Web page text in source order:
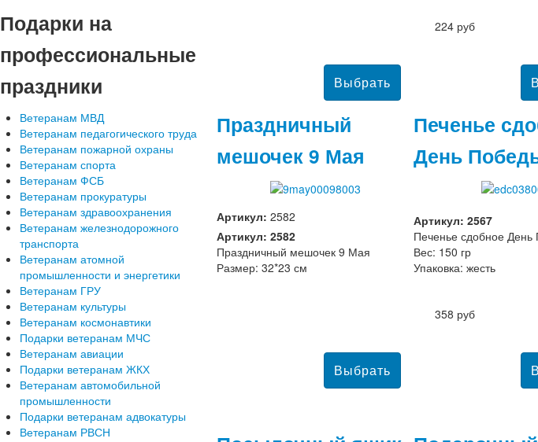
224 руб
Праздничный
мешочек 9 Мая
Артикул: 2582
Артикул: 2582
Праздничный мешочек 9 Мая
Размер: 32*23 см
358 руб
Печенье
День
Артикул: 2567
Печенье сдобное
Вес: 150 гр
Упаковка: жесть
Подарки на
профессиональные
праздники
Ветеранам МВД
Ветеранам педагогического труда
Ветеранам пожарной охраны
Ветеранам спорта
Ветеранам ФСБ
Ветеранам прокуратуры
Ветеранам здравоохранения
Ветеранам железнодорожного
транспорта
Ветеранам атомной
промышленности и энергетики
Ветеранам ГРУ
Ветеранам культуры
Ветеранам космонавтики
Подарки ветеранам МЧС
Ветеранам авиации
Подарки ветеранам ЖКХ
Ветеранам автомобильной
промышленности
Подарки ветеранам адвокатуры
Ветеранам РВСН